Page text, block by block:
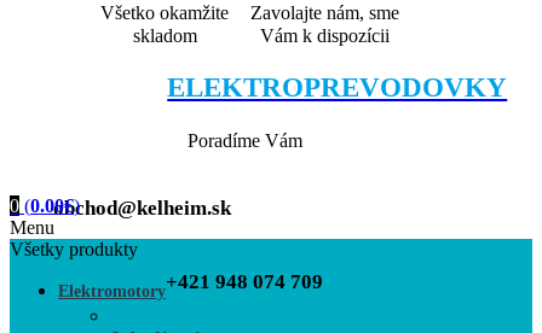
Všetko okamžite
skladom
Zavolajte nám, sme
Vám k dispozícii
ELEKTROPREVODOVKY
Poradíme Vám
obchod@kelheim.sk
+421 948 074 709
0 (0.00€)
Menu
Všetky produkty
Elektromotory